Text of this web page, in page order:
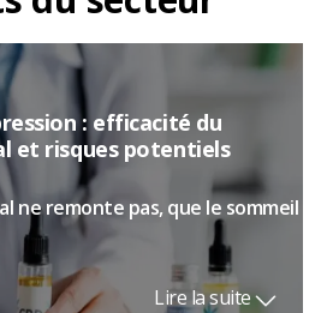
: efficacité du
et risques potentiels
ne remonte pas, que le sommeil
Lire la suite